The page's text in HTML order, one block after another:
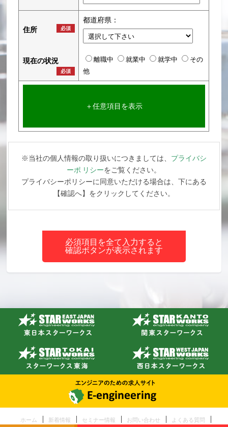
住所 必須
都道府県：
現在の状況
必須
離職中 就業中 就学中
その
他
＋任意項目を表示
※当社の個人情報の取り扱いにつきましては、 プライバシ
ーポ リシーをご覧ください。
プライバシーポリシーに同意いただける場合は、下にある
【確認へ】をクリックしてください。
必須項目を全て入力すると
確認ボタンが表示されます
ホーム 新着情報 セミナー情報 お問い合わせ よくある質問